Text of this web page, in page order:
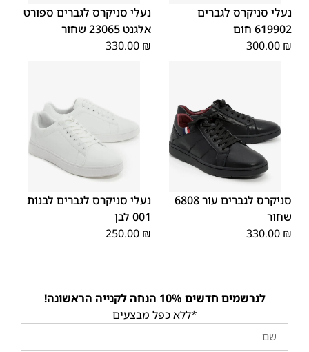
נעלי סניקרס לגברים
619902 חום
300.00 ₪
נעלי סניקרס לגברים ספורט
אלגנט 23065 שחור
330.00 ₪
40
41
42
43
סניקרס לגברים עור 6808
שחור
330.00 ₪
40
41
42
43
נעלי סניקרס לגברים לבנות
001 לבן
250.00 ₪
לנרשמים חדשים 10% הנחה לקנייה הראשונה!
*ללא כפל מבצעים